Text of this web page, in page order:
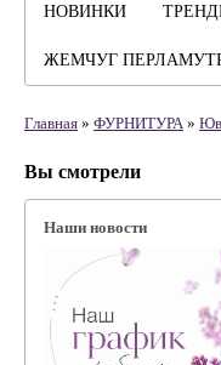
НОВИНКИ
ЖЕМЧУГ
Главная » ФУРНИТУРА»
Вы смотрели
Наши новости